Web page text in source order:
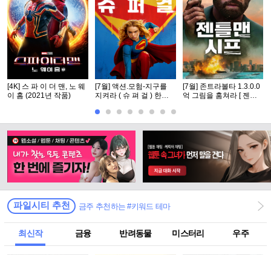
[4K] 스 파 이 더 맨, 노 웨
이 홈 (2021년 작품)
[7월] 액션.모험-지구를
지켜라 ( 슈 펴 걸 ) 한글
[7월] 존트라볼타 1.3.0.0
억 그림을 훔쳐라 [ 젠틀
파일시티 추천 금주 추천하는 #키워드 테마
최신작 금융 반려동물 미스터리 우주